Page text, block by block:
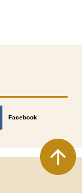
Facebook